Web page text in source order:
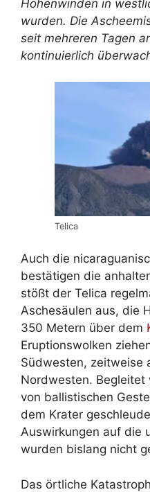
Höhenwinden in
wurden. Die
seit mehreren Tagen
kontinuierlich
Telica
Auch die
bestätigen die
stößt der Telica
Aschesäulen aus, die
350 Metern über dem
Eruptionswolken
Südwesten, zeitweise
Nordwesten.
von ballistischen
dem Krater
Auswirkungen auf die
wurden bislang nicht
Das örtliche